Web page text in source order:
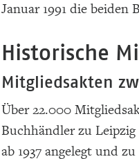
Januar 1991 die beiden
Historische
Mitgliedsakten
Über 22.000
Buchhändler zu
ab 1937 angelegt und